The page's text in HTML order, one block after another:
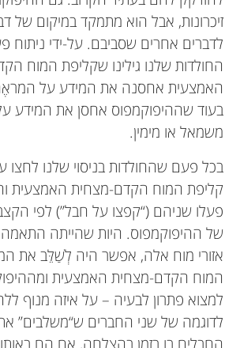
זיכרונות, אבל הוא מתמקד במיקום של
לדברים אחרים שסביבם. על-ידי ניתוח
החולדות שלנו גילינו שקליפת המוח
האמצעית אחסנה את המידע על
בעוד שההיפוקמפוס אחסן את המידע
משמאל או מימין.
בכל פעם שהחולדות בניסוי שלנו לחצו
קליפת המוח הקדם-מצחית האמצעית
פעלו שניהם (“קפצו על חבל”) לפי
של ההיפוקמפוס. היות שהייתה
אזורי מוח אלה, אפשר היה לְשַׁלֵּב את
המוח הקדם-מצחית האמצעית
למצוא פתרון לבעיה – על איזה מנוף
לדוגמה של שני החברים ש“משלבים”
החבלים בו בזמן בהצלחה, אם הם